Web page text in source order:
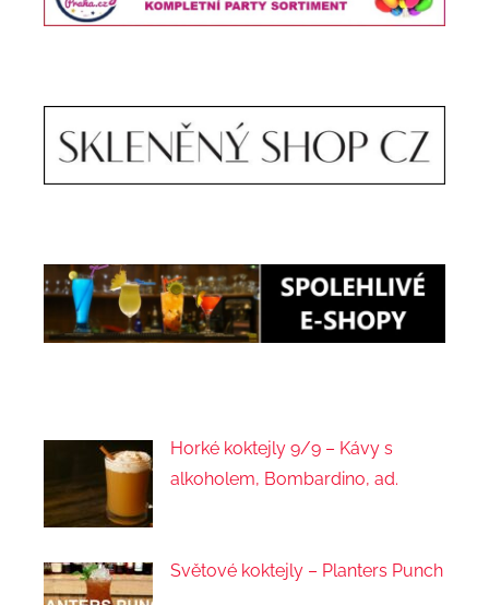
Horké koktejly 9/9 – Kávy s
alkoholem, Bombardino, ad.
Světové koktejly – Planters Punch